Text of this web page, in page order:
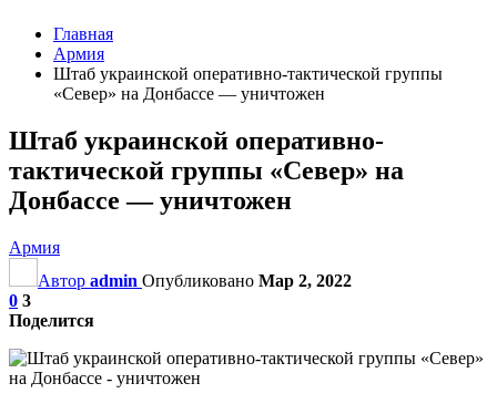
Главная
Армия
Штаб украинской оперативно-тактической группы
«Север» на Донбассе — уничтожен
Штаб украинской оперативно-
тактической группы «Север» на
Донбассе — уничтожен
Армия
Автор admin Опубликовано Мар 2, 2022
0 3
Поделится